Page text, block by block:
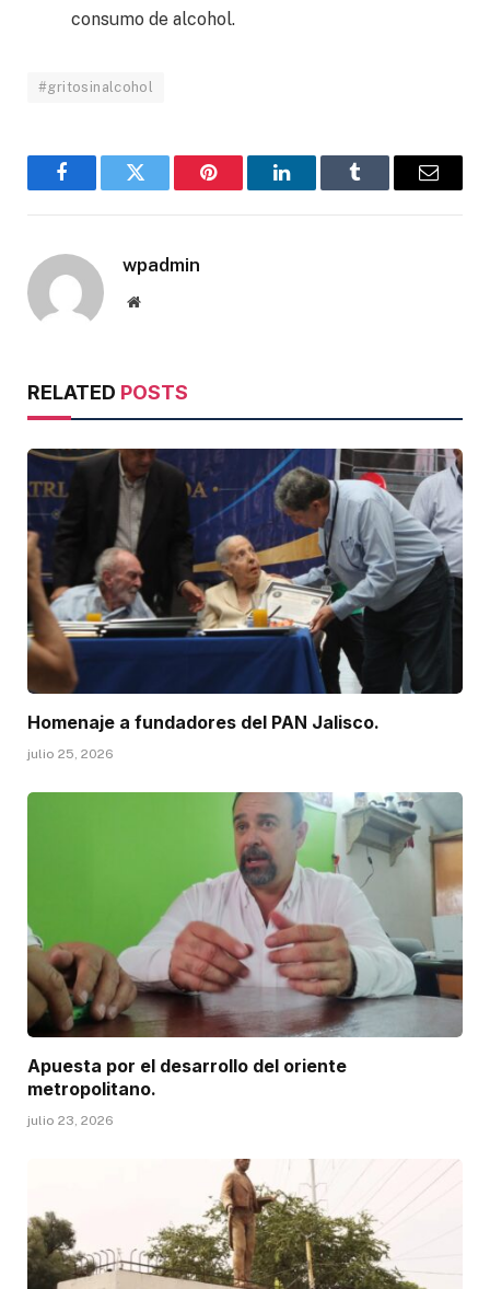
consumo de alcohol.
#gritosinalcohol
FacebookTwitter Pinterest LinkedInTumblr Email
wpadmin
Website
RELATED POSTS
Homenaje a fundadores del PAN Jalisco.
julio 25, 2026
Apuesta por el desarrollo del oriente
metropolitano.
julio 23, 2026